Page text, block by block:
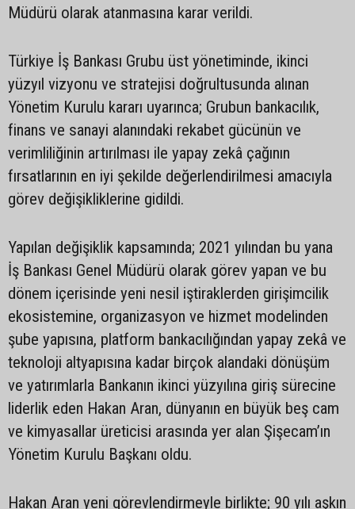
Müdürü olarak atanmasına karar verildi.
Türkiye İş Bankası Grubu üst yönetiminde, ikinci
yüzyıl vizyonu ve stratejisi doğrultusunda alınan
Yönetim Kurulu kararı uyarınca; Grubun bankacılık,
finans ve sanayi alanındaki rekabet gücünün ve
verimliliğinin artırılması ile yapay zekâ çağının
fırsatlarının en iyi şekilde değerlendirilmesi amacıyla
görev değişikliklerine gidildi.
Yapılan değişiklik kapsamında; 2021 yılından bu yana
İş Bankası Genel Müdürü olarak görev yapan ve bu
dönem içerisinde yeni nesil iştiraklerden girişimcilik
ekosistemine, organizasyon ve hizmet modelinden
şube yapısına, platform bankacılığından yapay zekâ ve
teknoloji altyapısına kadar birçok alandaki dönüşüm
ve yatırımlarla Bankanın ikinci yüzyılına giriş sürecine
liderlik eden Hakan Aran, dünyanın en büyük beş cam
ve kimyasallar üreticisi arasında yer alan Şişecam’ın
Yönetim Kurulu Başkanı oldu.
Hakan Aran yeni görevlendirmeyle birlikte; 90 yılı aşkın